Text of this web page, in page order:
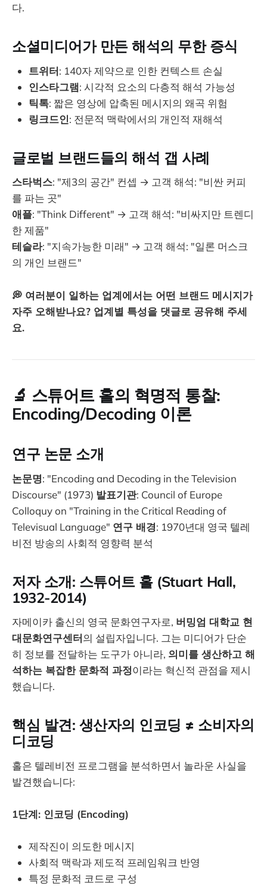
다.
소셜미디어가 만든 해석의 무한 증식
트위터: 140자 제약으로 인한 컨텍스트 손실
인스타그램: 시각적 요소의 다층적 해석 가능성
틱톡: 짧은 영상에 압축된 메시지의 왜곡 위험
링크드인: 전문적 맥락에서의 개인적 재해석
글로벌 브랜드들의 해석 갭 사례
스타벅스: "제3의 공간" 컨셉 → 고객 해석: "비싼 커피
를 파는 곳"
애플: "Think Different" → 고객 해석: "비싸지만 트렌디
한 제품"
테슬라: "지속가능한 미래" → 고객 해석: "일론 머스크
의 개인 브랜드"
💭 여러분이 일하는 업계에서는 어떤 브랜드 메시지가
자주 오해받나요? 업계별 특성을 댓글로 공유해 주세
요.
🔬 스튜어트 홀의 혁명적 통찰:
Encoding/Decoding 이론
연구 논문 소개
논문명: "Encoding and Decoding in the Television
Discourse" (1973) 발표기관: Council of Europe
Colloquy on "Training in the Critical Reading of
Televisual Language" 연구 배경: 1970년대 영국 텔레
비전 방송의 사회적 영향력 분석
저자 소개: 스튜어트 홀 (Stuart Hall,
1932-2014)
자메이카 출신의 영국 문화연구자로, 버밍엄 대학교 현
대문화연구센터의 설립자입니다. 그는 미디어가 단순
히 정보를 전달하는 도구가 아니라, 의미를 생산하고 해
석하는 복잡한 문화적 과정이라는 혁신적 관점을 제시
했습니다.
핵심 발견: 생산자의 인코딩 ≠ 소비자의
디코딩
홀은 텔레비전 프로그램을 분석하면서 놀라운 사실을
발견했습니다:
1단계: 인코딩 (Encoding)
제작진이 의도한 메시지
사회적 맥락과 제도적 프레임워크 반영
특정 문화적 코드로 구성